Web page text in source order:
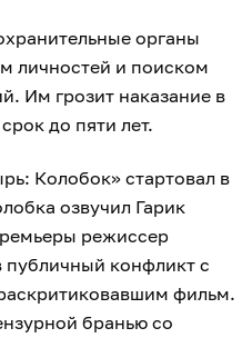
органы
личностей и поиском
Им грозит наказание в
до пяти лет.
Колобок» стартовал в
озвучил Гарик
режиссер
публичный конфликт с
фильм.
бранью со